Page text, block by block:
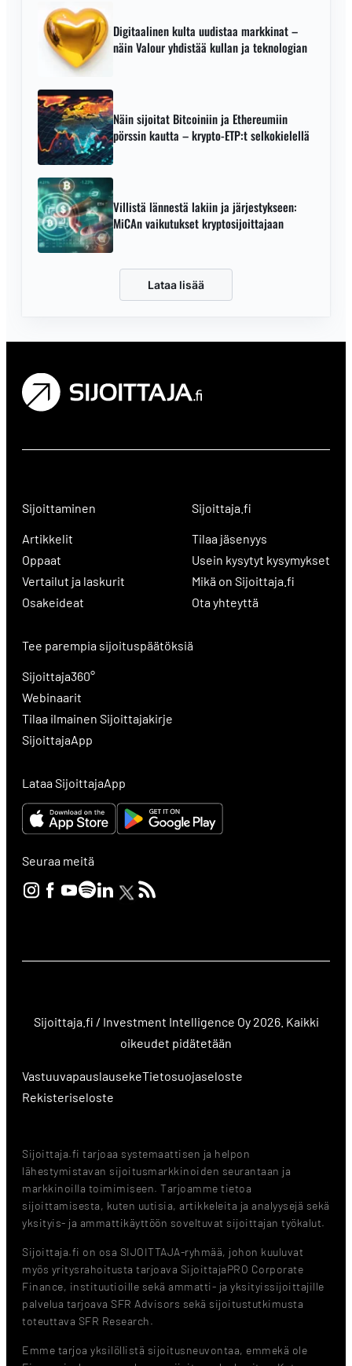
Digitaalinen kulta uudistaa markkinat –
näin Valour yhdistää kullan ja teknologian
Näin sijoitat Bitcoiniin ja Ethereumiin
pörssin kautta – krypto-ETP:t selkokielellä
Villistä lännestä lakiin ja järjestykseen:
MiCAn vaikutukset kryptosijoittajaan
Lataa lisää
Sijoittaminen
Artikkelit
Oppaat
Vertailut ja laskurit
Osakeideat
Sijoittaja.fi
Tilaa jäsenyys
Usein kysytyt kysymykset
Mikä on Sijoittaja.fi
Ota yhteyttä
Tee parempia sijoituspäätöksiä
Sijoittaja360°
Webinaarit
Tilaa ilmainen Sijoittajakirje
SijoittajaApp
Lataa SijoittajaApp
Seuraa meitä
Sijoittaja.fi / Investment Intelligence Oy 2026. Kaikki
oikeudet pidätetään
VastuuvapauslausekeTietosuojaseloste
Rekisteriseloste
Sijoittaja.fi tarjoaa systemaattisen ja helpon
lähestymistavan sijoitusmarkkinoiden seurantaan ja
markkinoilla toimimiseen. Tarjoamme tietoa
sijoittamisesta, kuten uutisia, artikkeleita ja analyysejä sekä
yksityis- ja ammattikäyttöön soveltuvat sijoittajan työkalut.
Sijoittaja.fi on osa SIJOITTAJA-ryhmää, johon kuuluvat
myös yritysrahoitusta tarjoava SijoittajaPRO Corporate
Finance, instituutioille sekä ammatti- ja yksityissijoittajille
palvelua tarjoava SFR Advisors sekä sijoitustutkimusta
toteuttava SFR Research.
Emme tarjoa yksilöllistä sijoitusneuvontaa, emmekä ole